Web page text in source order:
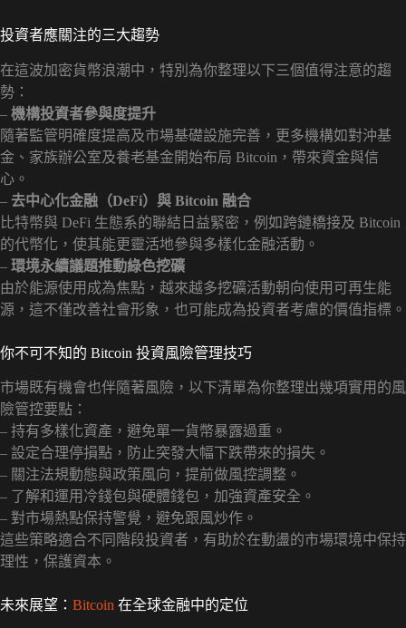
投資者應關注的三大趨勢
在這波加密貨幣浪潮中，特別為你整理以下三個值得注意的趨
勢：
– 機構投資者參與度提升
隨著監管明確度提高及市場基礎設施完善，更多機構如對沖基
金、家族辦公室及養老基金開始布局 Bitcoin，帶來資金與信
心。
– 去中心化金融（DeFi）與 Bitcoin 融合
比特幣與 DeFi 生態系的聯結日益緊密，例如跨鏈橋接及 Bitcoin
的代幣化，使其能更靈活地參與多樣化金融活動。
– 環境永續議題推動綠色挖礦
由於能源使用成為焦點，越來越多挖礦活動朝向使用可再生能
源，這不僅改善社會形象，也可能成為投資者考慮的價值指標。
你不可不知的 Bitcoin 投資風險管理技巧
市場既有機會也伴隨著風險，以下清單為你整理出幾項實用的風
險管控要點：
– 持有多樣化資產，避免單一貨幣暴露過重。
– 設定合理停損點，防止突發大幅下跌帶來的損失。
– 關注法規動態與政策風向，提前做風控調整。
– 了解和運用冷錢包與硬體錢包，加強資產安全。
– 對市場熱點保持警覺，避免跟風炒作。
這些策略適合不同階段投資者，有助於在動盪的市場環境中保持
理性，保護資本。
未來展望： Bitcoin 在全球金融中的定位